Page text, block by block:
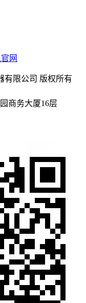
网
有限公司 版权所有
商务大厦16层